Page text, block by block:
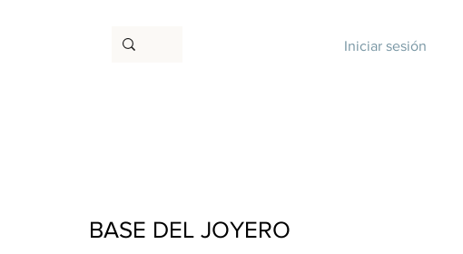
Iniciar sesión
BASE DEL JOYERO